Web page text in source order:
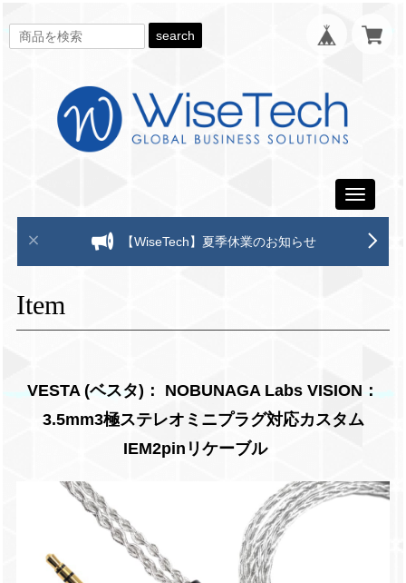
search
Toggle
【WiseTech】夏季休業のお知らせ
Item
VESTA (ベスタ)： NOBUNAGA Labs VISION：
3.5mm3極ステレオミニプラグ対応カスタム
IEM2pinリケーブル